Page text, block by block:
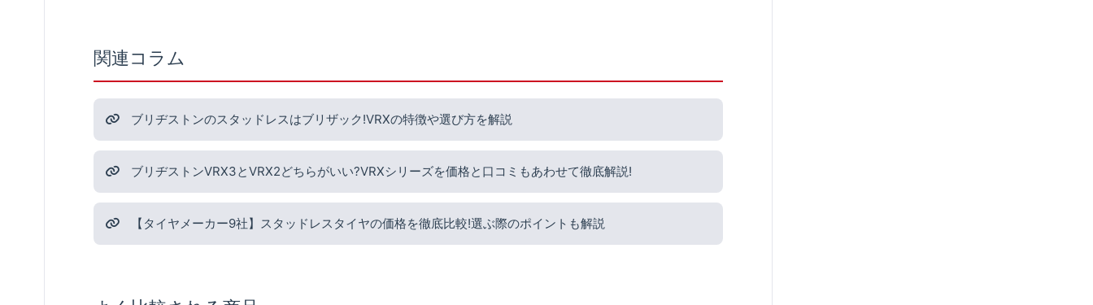
関連コラム
ブリヂストンのスタッドレスはブリザック!VRXの特徴や選び方を解説
ブリヂストンVRX3とVRX2どちらがいい?VRXシリーズを価格と口コミもあわせて徹底解説!
【タイヤメーカー9社】スタッドレスタイヤの価格を徹底比較!選ぶ際のポイントも解説